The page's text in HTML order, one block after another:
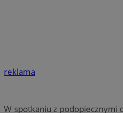
reklama
W spotkaniu z podopiecznymi